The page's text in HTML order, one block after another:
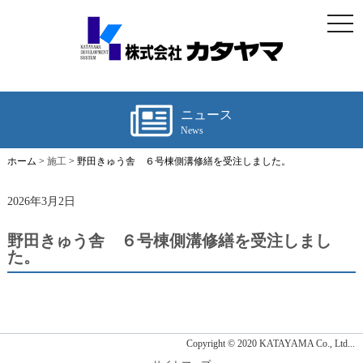
ニュース
News
ホーム > 施工> 野田きゅう舎 ６号棟側溝修繕を受注しました。
2026年3月2日
野田きゅう舎 ６号棟側溝修繕を受注しまし
た。
Copyright © 2020 KATAYAMA Co., Ltd...